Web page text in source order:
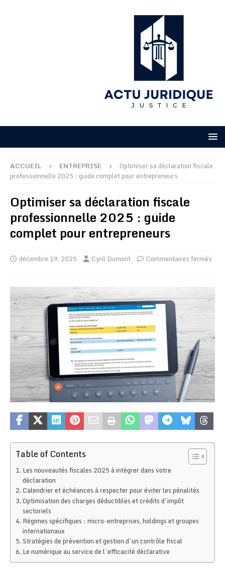
ACCUEIL ENTREPRISE
Optimiser sa déclaration fiscale
professionnelle 2025 : guide complet pour entrepreneurs
Optimiser sa déclaration fiscale
professionnelle 2025 : guide
complet pour entrepreneurs
décembre 19, 2025 Cyril Dumont Commentaires fermés
Table of Contents
Les nouveautés fiscales 2025 à intégrer dans votre
déclaration
Calendrier et échéances à respecter pour éviter les pénalités
Optimisation des charges déductibles et crédits d’impôt
sectoriels
Régimes spécifiques : micro-entreprises, holdings et groupes
internationaux
Stratégies de prévention et gestion d’un contrôle fiscal
Le numérique au service de l’efficacité déclarative